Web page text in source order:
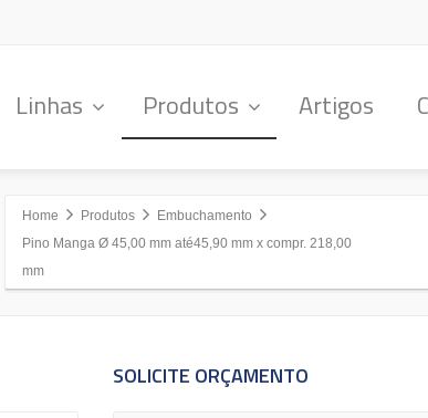
Linhas Produtos Artigos
Home Produtos
Embuchamento
Pino Manga Ø 45,00 mm até45,90 mm x compr. 218,00
mm
SOLICITE ORÇAMENTO